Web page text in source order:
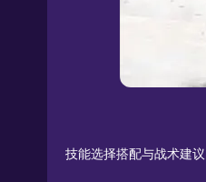
技能选择搭配与战术建议